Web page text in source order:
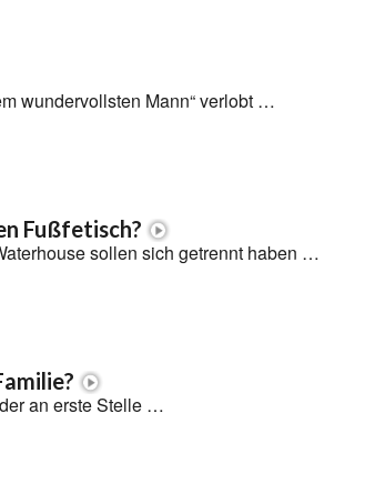
wundervollsten Mann“ verlobt …
Fußfetisch?
sollen sich getrennt haben …
an erste Stelle …